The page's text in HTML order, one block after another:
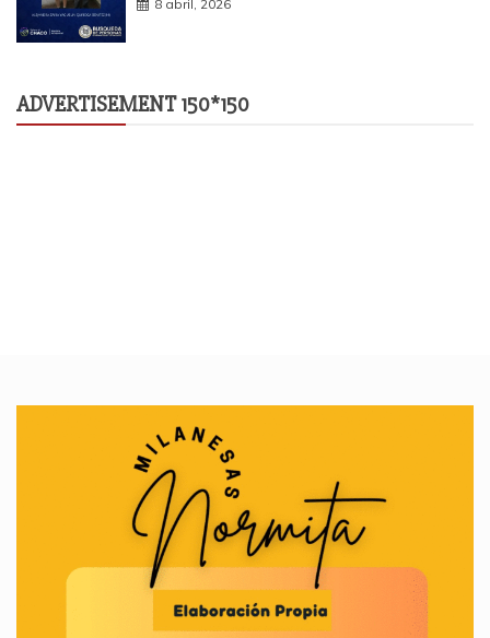
8 abril, 2026
ADVERTISEMENT 150*150